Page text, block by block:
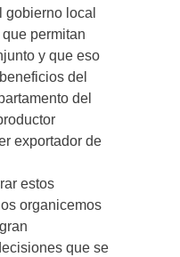
local
permitan
y que eso
del
del
exportador de
estos
organicemos
que se